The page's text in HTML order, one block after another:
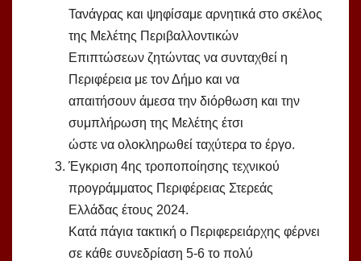
Τανάγρας και ψηφίσαμε αρνητικά στο σκέλος
της Μελέτης Περιβαλλοντικών
Επιπτώσεων ζητώντας να συνταχθεί η
Περιφέρεια με τον Δήμο και να
απαιτήσουν άμεσα την διόρθωση και την
συμπλήρωση της Μελέτης έτσι
ώστε να ολοκληρωθεί ταχύτερα το έργο.
Έγκριση 4ης τροποποίησης τεχνικού
προγράμματος Περιφέρειας Στερεάς
Ελλάδας έτους 2024.
Κατά πάγια τακτική ο Περιφερειάρχης φέρνει
σε κάθε συνεδρίαση 5-6 το πολύ